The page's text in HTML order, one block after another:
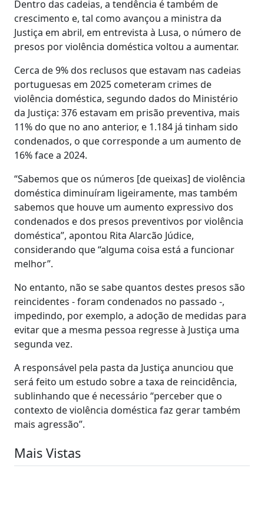
Dentro das cadeias, a tendência é também de
crescimento e, tal como avançou a ministra da
Justiça em abril, em entrevista à Lusa, o número de
presos por violência doméstica voltou a aumentar.
Cerca de 9% dos reclusos que estavam nas cadeias
portuguesas em 2025 cometeram crimes de
violência doméstica, segundo dados do Ministério
da Justiça: 376 estavam em prisão preventiva, mais
11% do que no ano anterior, e 1.184 já tinham sido
condenados, o que corresponde a um aumento de
16% face a 2024.
“Sabemos que os números [de queixas] de violência
doméstica diminuíram ligeiramente, mas também
sabemos que houve um aumento expressivo dos
condenados e dos presos preventivos por violência
doméstica”, apontou Rita Alarcão Júdice,
considerando que “alguma coisa está a funcionar
melhor”.
No entanto, não se sabe quantos destes presos são
reincidentes - foram condenados no passado -,
impedindo, por exemplo, a adoção de medidas para
evitar que a mesma pessoa regresse à Justiça uma
segunda vez.
A responsável pela pasta da Justiça anunciou que
será feito um estudo sobre a taxa de reincidência,
sublinhando que é necessário “perceber que o
contexto de violência doméstica faz gerar também
mais agressão”.
Mais Vistas